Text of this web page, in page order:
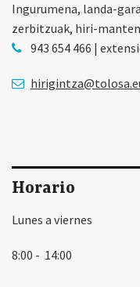
Ingurumena, landa-
zerbitzuak, hiri-
943 654 466 |
Horario
Lunes a viernes
8:00 - 14:00